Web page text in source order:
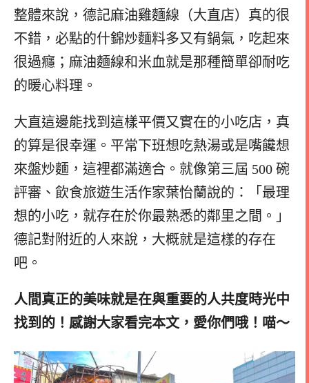
整體來說，德記麻油雞麵線（大直店）真的很
不錯，必點的什錦炒麵料多又有鍋氣，吃起來
很過癮；麻油麵線和米血就是那種簡單卻耐吃
的暖心料理。
大直這邊能找到這樣平價又實在的小吃店，真
的算是很幸運。平常下班想吃熱湯或是嘴饞想
來盤炒麵，這裡都滿適合。就像第三屆 500 碗
評審、飲食旅遊生活作家葉怡蘭說的：「最理
想的小吃，就存在於你最熟悉的鄰里之間。」
德記對附近的人來說，大概就是這樣的存在
吧。
人間真正的美味就是在與重要的人共度時光中
找到的！感謝大家看完本文，愛你們哦！喵～